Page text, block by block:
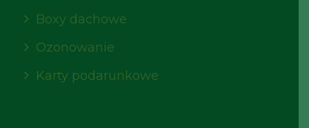
Boxy dachowe
Ozonowanie
Karty podarunkowe